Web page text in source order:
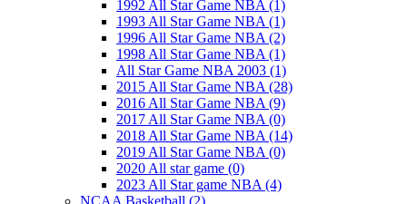
1992 All Star Game NBA (1)
1993 All Star Game NBA (1)
1996 All Star Game NBA (2)
1998 All Star Game NBA (1)
All Star Game NBA 2003 (1)
2015 All Star Game NBA (28)
2016 All Star Game NBA (9)
2017 All Star Game NBA (0)
2018 All Star Game NBA (14)
2019 All Star Game NBA (0)
2020 All star game (0)
2023 All Star game NBA (4)
NCAA Basketball (2)